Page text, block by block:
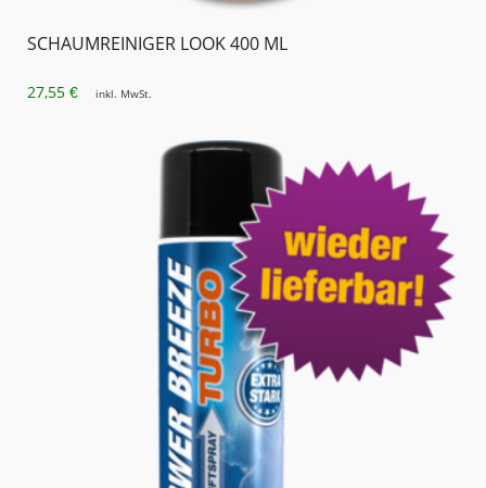
SCHAUMREINIGER LOOK 400 ML
27,55 € inkl. MwSt.